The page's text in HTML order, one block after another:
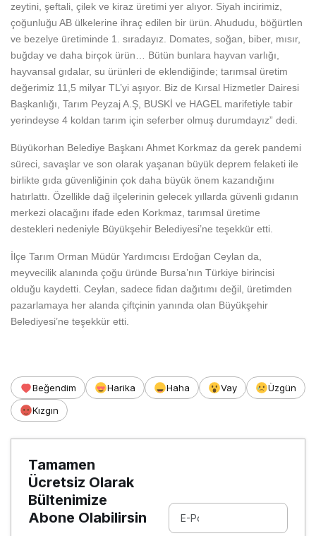
zeytini, şeftali, çilek ve kiraz üretimi yer alıyor. Siyah incirimiz,
çoğunluğu AB ülkelerine ihraç edilen bir ürün. Ahududu, böğürtlen
ve bezelye üretiminde 1. sıradayız. Domates, soğan, biber, mısır,
buğday ve daha birçok ürün… Bütün bunlara hayvan varlığı,
hayvansal gıdalar, su ürünleri de eklendiğinde; tarımsal üretim
değerimiz 11,5 milyar TL’yi aşıyor. Biz de Kırsal Hizmetler Dairesi
Başkanlığı, Tarım Peyzaj A.Ş, BUSKİ ve HAGEL marifetiyle tabir
yerindeyse 4 koldan tarım için seferber olmuş durumdayız” dedi.
Büyükorhan Belediye Başkanı Ahmet Korkmaz da gerek pandemi
süreci, savaşlar ve son olarak yaşanan büyük deprem felaketi ile
birlikte gıda güvenliğinin çok daha büyük önem kazandığını
hatırlattı. Özellikle dağ ilçelerinin gelecek yıllarda güvenli gıdanın
merkezi olacağını ifade eden Korkmaz, tarımsal üretime
destekleri nedeniyle Büyükşehir Belediyesi’ne teşekkür etti.
İlçe Tarım Orman Müdür Yardımcısı Erdoğan Ceylan da,
meyvecilik alanında çoğu üründe Bursa’nın Türkiye birincisi
olduğu kaydetti. Ceylan, sadece fidan dağıtımı değil, üretimden
pazarlamaya her alanda çiftçinin yanında olan Büyükşehir
Belediyesi’ne teşekkür etti.
Beğendim Harika Haha Vay
Üzgün
Kızgın
Tamamen
Ücretsiz Olarak
Bültenimize
Abone Olabilirsin